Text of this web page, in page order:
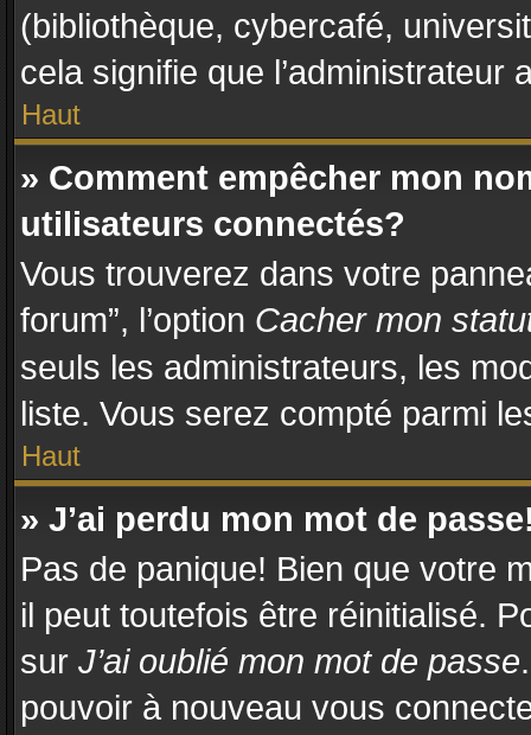
(bibliothèque, cybercafé,
cela signifie que l’administrateur
Haut
» Comment empêcher mon
utilisateurs connectés?
Vous trouverez dans votre
forum”, l’option Cacher mon
seuls les administrateurs, les
liste. Vous serez compté parmi
Haut
» J’ai perdu mon mot de
Pas de panique! Bien que votre
il peut toutefois être réinitialisé.
sur J’ai oublié mon mot de passe
pouvoir à nouveau vous